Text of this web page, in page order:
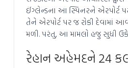
ઈંગ્લેન્ડના આ સ્પિનરને એરપોર્ટ
તેને એરપોર્ટ પર જ રોકી દેવામાં
મળી. પરંતુ, આ મામલો હજુ સુધી
રેહાન અહેમદને 24